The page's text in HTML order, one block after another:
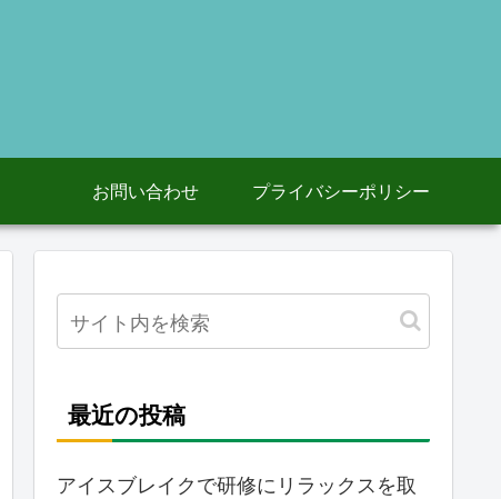
お問い合わせ プライバシーポリシー
最近の投稿
アイスブレイクで研修にリラックスを取